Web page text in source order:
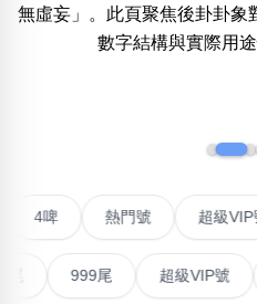
無0 無2無3無4無5 無7 無8 無9
無虛妄」。此頁聚焦後卦卦象
數字結構與實際用
熱門號 超
999尾 超級VIP號